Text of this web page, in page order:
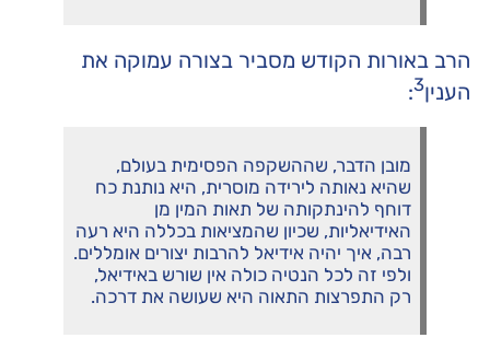
הרב באורות הקודש מסביר בצורה עמוקה את
הענין3
:
מובן הדבר, שההשקפה הפסימית בעולם,
שהיא נאותה לירידה מוסרית, היא נותנת כח
דוחף להינתקותה של תאות המין מן
האידיאליות, שכיון שהמציאות בכללה היא רעה
רבה, איך יהיה אידיאל להרבות יצורים אומללים.
ולפי זה לכל הנטיה כולה אין שורש באידיאל,
רק התפרצות התאוה היא שעושה את דרכה.